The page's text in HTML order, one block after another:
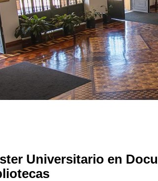
Universitario en